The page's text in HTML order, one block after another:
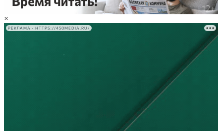
×
РЕКЛАМА • HTTPS://450MEDIA.RU/